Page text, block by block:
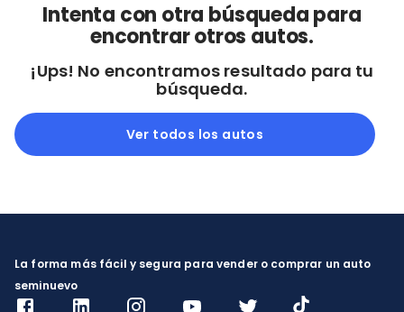
Intenta con otra búsqueda para
encontrar otros autos.
¡Ups! No encontramos resultado para tu
búsqueda.
Ver todos los autos
La forma más fácil y segura para vender o comprar un auto
seminuevo